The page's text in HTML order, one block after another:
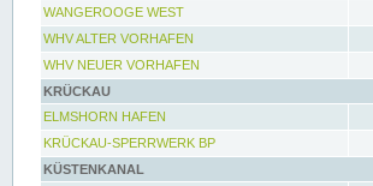
WANGEROOGE WEST
WHV ALTER VORHAFEN
WHV NEUER VORHAFEN
KRÜCKAU
ELMSHORN HAFEN
KRÜCKAU-SPERRWERK BP
KÜSTENKANAL